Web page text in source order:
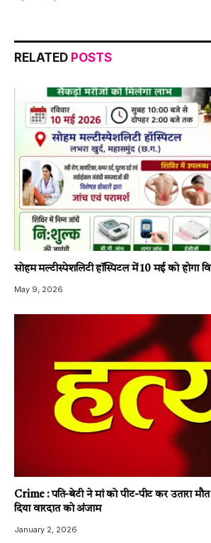
RELATED POSTS
सोहम मल्टीस्पेशलिटी हॉस्पिटल में 10 मई को होगा
May 9, 2026
Crime : पति-बेटी ने मां को पीट-पीट कर उतारा
दिया वारदात को अंजाम
January 2, 2026